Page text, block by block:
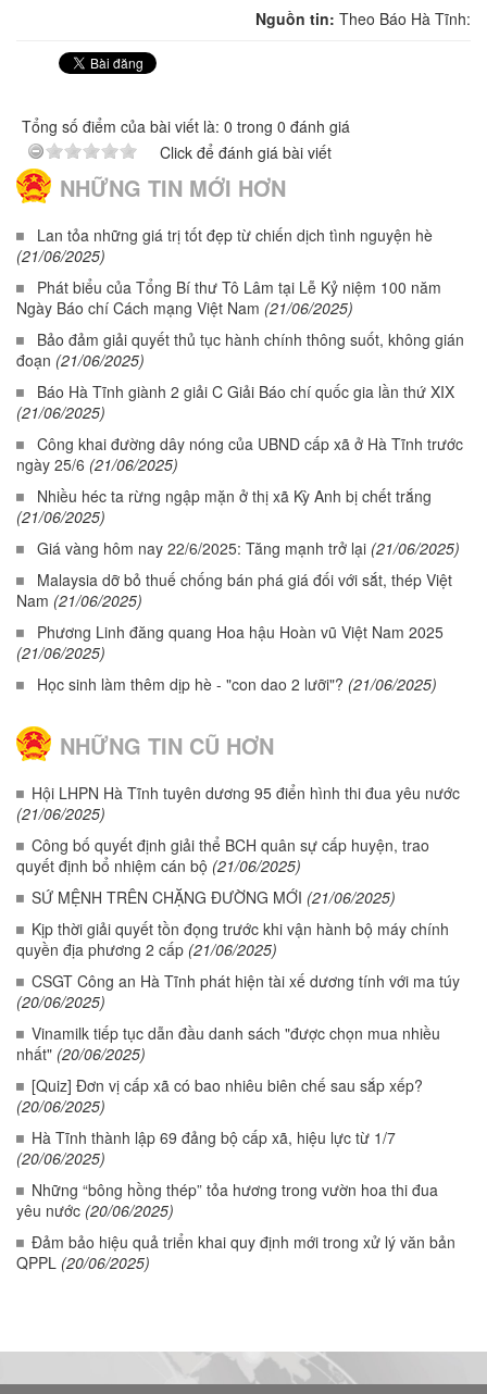
Nguồn tin: Theo Báo Hà Tĩnh:
Tổng số điểm của bài viết là: 0 trong 0 đánh giá
Click để đánh giá bài viết
NHỮNG TIN MỚI HƠN
Lan tỏa những giá trị tốt đẹp từ chiến dịch tình nguyện hè
(21/06/2025)
Phát biểu của Tổng Bí thư Tô Lâm tại Lễ Kỷ niệm 100 năm
Ngày Báo chí Cách mạng Việt Nam (21/06/2025)
Bảo đảm giải quyết thủ tục hành chính thông suốt, không gián
đoạn (21/06/2025)
Báo Hà Tĩnh giành 2 giải C Giải Báo chí quốc gia lần thứ XIX
(21/06/2025)
Công khai đường dây nóng của UBND cấp xã ở Hà Tĩnh trước
ngày 25/6 (21/06/2025)
Nhiều héc ta rừng ngập mặn ở thị xã Kỳ Anh bị chết trắng
(21/06/2025)
Giá vàng hôm nay 22/6/2025: Tăng mạnh trở lại (21/06/2025)
Malaysia dỡ bỏ thuế chống bán phá giá đối với sắt, thép Việt
Nam (21/06/2025)
Phương Linh đăng quang Hoa hậu Hoàn vũ Việt Nam 2025
(21/06/2025)
Học sinh làm thêm dịp hè - "con dao 2 lưỡi"? (21/06/2025)
NHỮNG TIN CŨ HƠN
Hội LHPN Hà Tĩnh tuyên dương 95 điển hình thi đua yêu nước
(21/06/2025)
Công bố quyết định giải thể BCH quân sự cấp huyện, trao
quyết định bổ nhiệm cán bộ (21/06/2025)
SỨ MỆNH TRÊN CHẶNG ĐƯỜNG MỚI (21/06/2025)
Kịp thời giải quyết tồn đọng trước khi vận hành bộ máy chính
quyền địa phương 2 cấp (21/06/2025)
CSGT Công an Hà Tĩnh phát hiện tài xế dương tính với ma túy
(20/06/2025)
Vinamilk tiếp tục dẫn đầu danh sách "được chọn mua nhiều
nhất" (20/06/2025)
[Quiz] Đơn vị cấp xã có bao nhiêu biên chế sau sắp xếp?
(20/06/2025)
Hà Tĩnh thành lập 69 đảng bộ cấp xã, hiệu lực từ 1/7
(20/06/2025)
Những “bông hồng thép” tỏa hương trong vườn hoa thi đua
yêu nước (20/06/2025)
Đảm bảo hiệu quả triển khai quy định mới trong xử lý văn bản
QPPL (20/06/2025)